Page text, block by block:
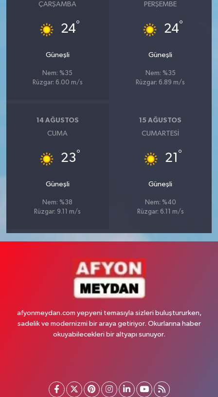
ÇARŞAMBA
24°
Güneşli
Nem: %35
Rüzgar: 6.00 m/s
PERŞEMBE
24°
Güneşli
Nem: %35
Rüzgar: 6.89 m/s
14 AĞUSTOS
CUMA
23°
Güneşli
Nem: %38
Rüzgar: 9.11 m/s
15 AĞUSTOS
CUMARTESI
21 °
Güneşli
Nem: %40
Rüzgar: 6.11 m/s
afyonmeydan.com yepyeni temasıyla sizleri buluştururken,
sadelik ve modernizmi bir araya getiriyor. Okurlarına haber
okuyabilecekleri bir altyapı sunuyor.